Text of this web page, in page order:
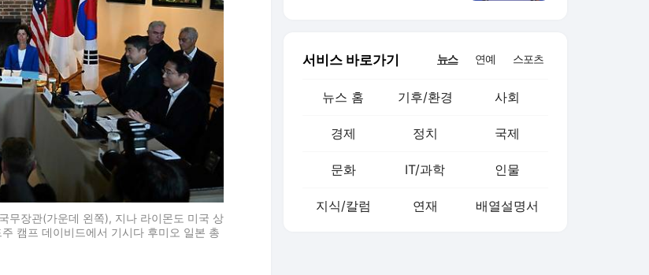
무장관(가운데 왼쪽), 지나 라이몬도 미국 상
캠프 데이비드에서 기시다 후미오 일본 총
서비스 바로가기 뉴스 연예 스포츠
뉴스 홈 기후/환경 사회
경제 정치 국제
문화 IT/과학 인물
지식/칼럼 연재 배열설명서